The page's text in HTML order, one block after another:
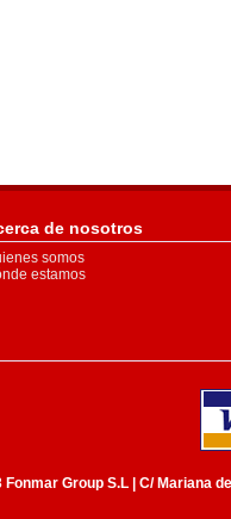
de nosotros
somos
estamos
Group S.L | C/ Mariana